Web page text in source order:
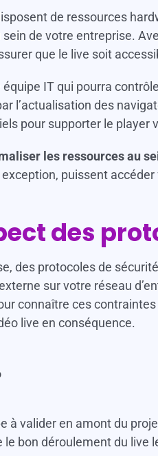
de ressources
de votre entreprise.
que le live soit
équipe IT qui pourra
l’actualisation des
pour supporter le player
les ressources au
puissent
des
des protocoles de
sur votre réseau
connaître ces
live en conséquence.
à valider en amont du
bon déroulement du live